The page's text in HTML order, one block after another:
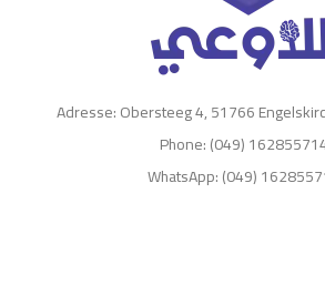
Adresse: Obersteeg 4, 51766
Phone: (049)
WhatsApp: (049)